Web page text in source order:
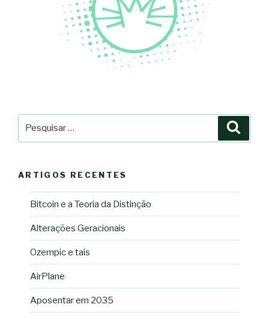
ARTIGOS RECENTES
Bitcoin e a Teoria da Distinção
Alterações Geracionais
Ozempic e tais
AirPlane
Aposentar em 2035